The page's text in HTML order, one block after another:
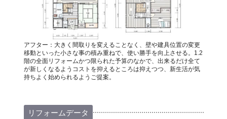
アフター：大きく間取りを変えることなく、壁や建具位置の変更
移動といった小さな事の積み重ねで、使い勝手を向上させる。1.2
階の全面リフォームかつ限られた予算のなかで、出来るだけ全て
が新しくなるようコストを抑えるところは抑えつつ、新生活が気
持ちよく始められるようご提案。
リフォームデータ